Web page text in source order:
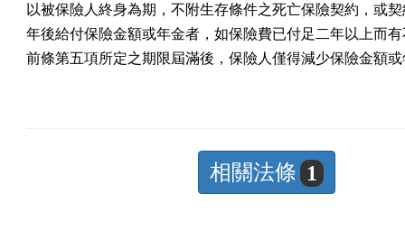
以被保險人終身為期，不附生存條件之死亡保險契約，或
年後給付保險金額或年金者，如保險費已付足二年以上而
前條第五項所定之期限屆滿後，保險人僅得減少保險金額
相關法條 1